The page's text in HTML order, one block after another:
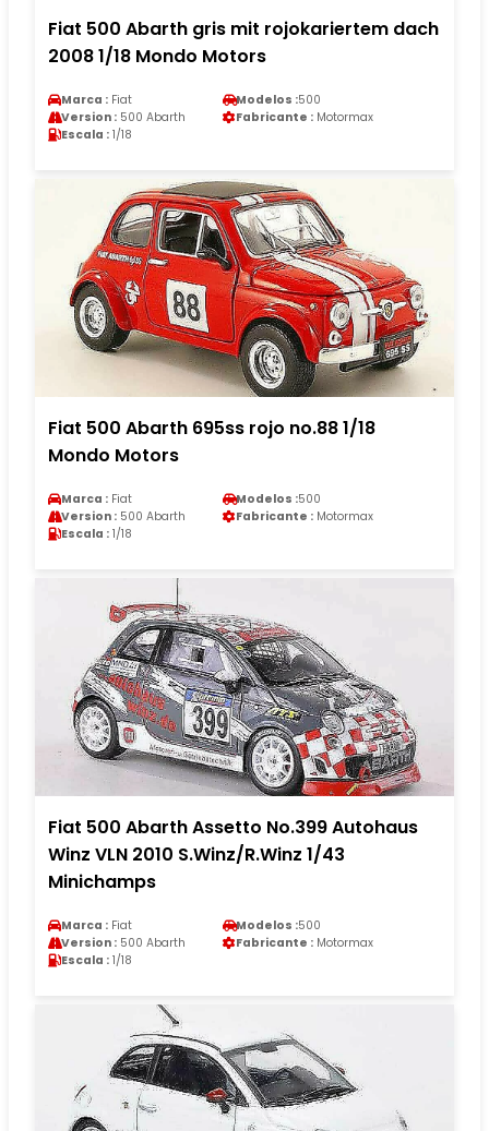
Fiat 500 Abarth gris mit rojokariertem dach
2008 1/18 Mondo Motors
Marca : Fiat Modelos :500
Version : 500 Abarth Fabricante : Motormax
Escala : 1/18
Fiat 500 Abarth 695ss rojo no.88 1/18
Mondo Motors
Marca : Fiat Modelos :500
Version : 500 Abarth Fabricante : Motormax
Escala : 1/18
Fiat 500 Abarth Assetto No.399 Autohaus
Winz VLN 2010 S.Winz/R.Winz 1/43
Minichamps
Marca : Fiat Modelos :500
Version : 500 Abarth Fabricante : Motormax
Escala : 1/18